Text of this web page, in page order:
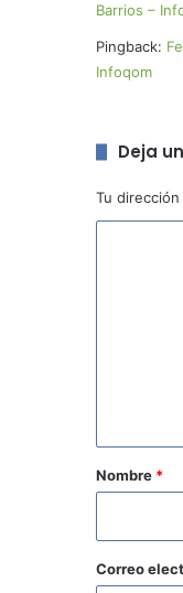
Barrios –
Pingback:
Infoqom
Deja
Tu
r
o
*
Nombre *
Correo